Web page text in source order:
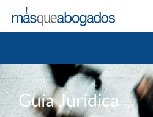
Guía Jurídica